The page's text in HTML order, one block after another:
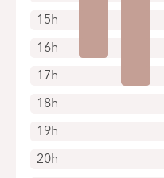
15h
16h
17h
18h
19h
20h